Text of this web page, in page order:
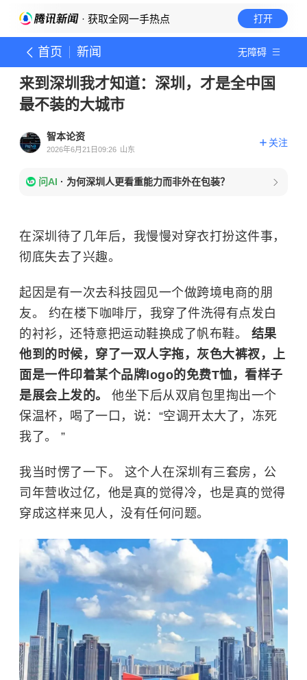
· 获取全网一手热点 打开
首页 新闻 无障碍
来到深圳我才知道：深圳，才是全中国
最不装的大城市
智本论资
2026年6月21日09:26 山东
关注
问AI · 为何深圳人更看重能力而非外在包装？
在深圳待了几年后，我慢慢对穿衣打扮这件事，
彻底失去了兴趣。
起因是有一次去科技园见一个做跨境电商的朋
友。 约在楼下咖啡厅，我穿了件洗得有点发白
的衬衫，还特意把运动鞋换成了帆布鞋。 结果
他到的时候，穿了一双人字拖，灰色大裤衩，上
面是一件印着某个品牌logo的免费T恤，看样子
是展会上发的。 他坐下后从双肩包里掏出一个
保温杯，喝了一口，说：“空调开太大了，冻死
我了。 ”
我当时愣了一下。 这个人在深圳有三套房，公
司年营收过亿，他是真的觉得冷，也是真的觉得
穿成这样来见人，没有任何问题。